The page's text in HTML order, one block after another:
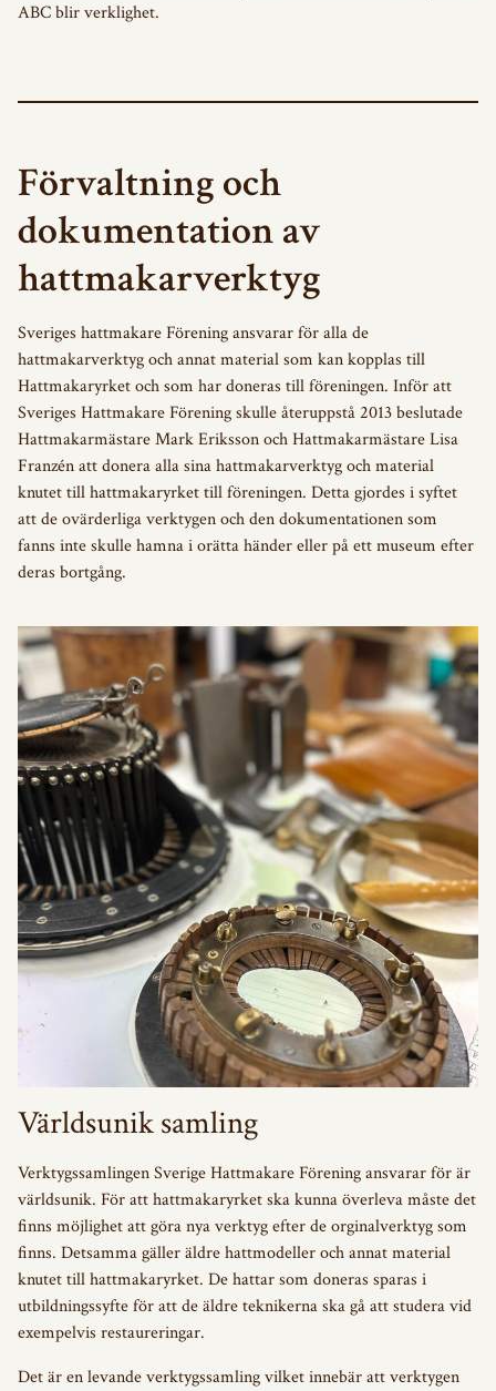
ABC blir verklighet.
Förvaltning och
dokumentation av
hattmakarverktyg
Sveriges hattmakare Förening ansvarar för alla de
hattmakarverktyg och annat material som kan kopplas till
Hattmakaryrket och som har doneras till föreningen. Inför att
Sveriges Hattmakare Förening skulle återuppstå 2013 beslutade
Hattmakarmästare Mark Eriksson och Hattmakarmästare Lisa
Franzén att donera alla sina hattmakarverktyg och material
knutet till hattmakaryrket till föreningen. Detta gjordes i syftet
att de ovärderliga verktygen och den dokumentationen som
fanns inte skulle hamna i orätta händer eller på ett museum efter
deras bortgång.
Världsunik samling
Verktygssamlingen Sverige Hattmakare Förening ansvarar för är
världsunik. För att hattmakaryrket ska kunna överleva måste det
finns möjlighet att göra nya verktyg efter de orginalverktyg som
finns. Detsamma gäller äldre hattmodeller och annat material
knutet till hattmakaryrket. De hattar som doneras sparas i
utbildningssyfte för att de äldre teknikerna ska gå att studera vid
exempelvis restaureringar.
Det är en levande verktygssamling vilket innebär att verktygen